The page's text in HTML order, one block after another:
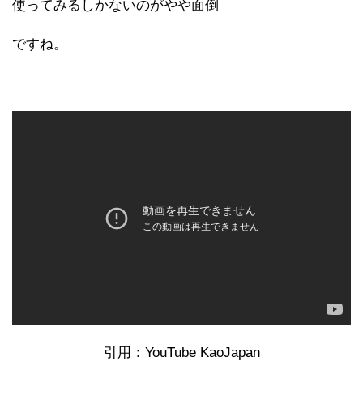
使ってみるしかないのがやや面倒
ですね。
引用：YouTube KaoJapan